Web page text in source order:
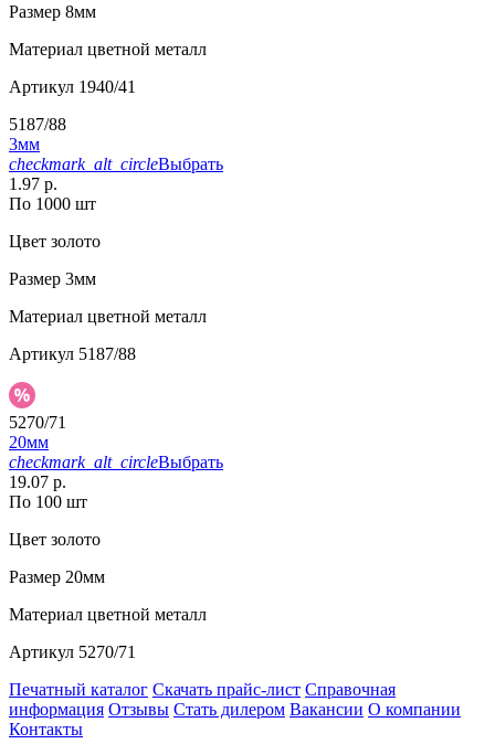
Размер 8мм
Материал цветной металл
Артикул 1940/41
5187/88
3мм
checkmark_alt_circleВыбрать
1.97 р.
По 1000 шт
Цвет золото
Размер 3мм
Материал цветной металл
Артикул 5187/88
5270/71
20мм
checkmark_alt_circleВыбрать
19.07 р.
По 100 шт
Цвет золото
Размер 20мм
Материал цветной металл
Артикул 5270/71
Печатный каталог Скачать прайс-лист Справочная
информация Отзывы Стать дилером Вакансии О компании
Контакты